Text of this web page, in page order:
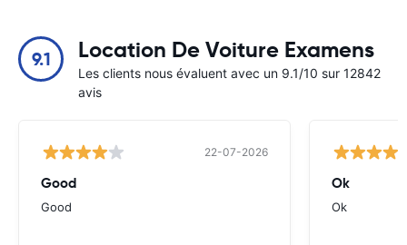
9.1 Location De Voiture Examens
Les clients nous évaluent avec un 9.1/10 sur 12842
avis
22-07-2026
Good
Good
Ok
Ok